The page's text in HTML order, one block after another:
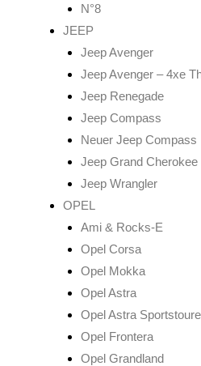
N°8
JEEP
Jeep Avenger
Jeep Avenger – 4xe
Jeep Renegade
Jeep Compass
Neuer Jeep Compass
Jeep Grand Cherokee
Jeep Wrangler
OPEL
Ami & Rocks-E
Opel Corsa
Opel Mokka
Opel Astra
Opel Astra
Opel Frontera
Opel Grandland